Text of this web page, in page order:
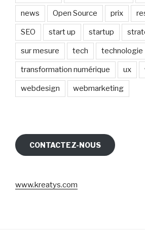
news Open Source prix
SEO start up startup
sur mesure tech technologie
transformation numérique ux
webdesign webmarketing
CONTACTEZ-NOUS
www.kreatys.com